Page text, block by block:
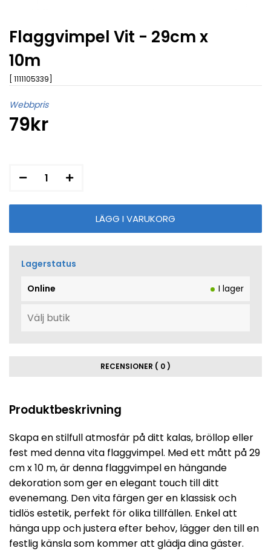
Flaggvimpel Vit - 29cm x
10m
[ 1111105339]
Webbpris
79kr
Lagerstatus
Online I lager
RECENSIONER ( 0 )
Produktbeskrivning
Skapa en stilfull atmosfär på ditt kalas, bröllop eller
fest med denna vita flaggvimpel. Med ett mått på 29
cm x 10 m, är denna flaggvimpel en hängande
dekoration som ger en elegant touch till ditt
evenemang. Den vita färgen ger en klassisk och
tidlös estetik, perfekt för olika tillfällen. Enkel att
hänga upp och justera efter behov, lägger den till en
festlig känsla som kommer att glädja dina gäster.